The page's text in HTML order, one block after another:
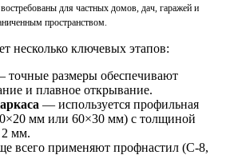
для частных домов, дач, гаражей и
пространством.
несколько ключевых этапов:
точные размеры обеспечивают
и плавное открывание.
— используется профильная
мм или 60×30 мм) с толщиной
2 мм.
всего применяют профнастил (С-8,